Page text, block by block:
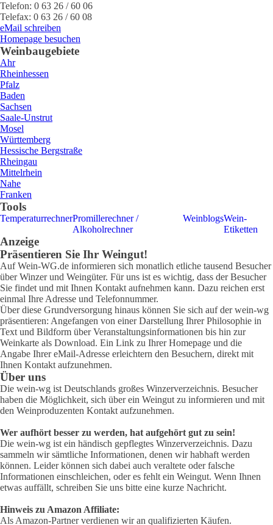
Telefon: 0 63 26 / 60 06
Telefax: 0 63 26 / 60 08
eMail schreiben
Homepage besuchen
Weinbaugebiete
Ahr
Rheinhessen
Pfalz
Baden
Sachsen
Saale-Unstrut
Mosel
Württemberg
Hessische Bergstraße
Rheingau
Mittelrhein
Nahe
Franken
Tools
TemperaturrechnerPromillerechner /
Alkoholrechner
WeinblogsWein-
Etiketten
Anzeige
Präsentieren Sie Ihr Weingut!
Auf Wein-WG.de informieren sich monatlich etliche tausend Besucher
über Winzer und Weingüter. Für uns ist es wichtig, dass der Besucher
Sie findet und mit Ihnen Kontakt aufnehmen kann. Dazu reichen erst
einmal Ihre Adresse und Telefonnummer.
Über diese Grundversorgung hinaus können Sie sich auf der wein-wg
präsentieren: Angefangen von einer Darstellung Ihrer Philosophie in
Text und Bildform über Veranstaltungsinformationen bis hin zur
Weinkarte als Download. Ein Link zu Ihrer Homepage und die
Angabe Ihrer eMail-Adresse erleichtern den Besuchern, direkt mit
Ihnen Kontakt aufzunehmen.
Über uns
Die wein-wg ist Deutschlands großes Winzerverzeichnis. Besucher
haben die Möglichkeit, sich über ein Weingut zu informieren und mit
den Weinproduzenten Kontakt aufzunehmen.
Wer aufhört besser zu werden, hat aufgehört gut zu sein!
Die wein-wg ist ein händisch gepflegtes Winzerverzeichnis. Dazu
sammeln wir sämtliche Informationen, denen wir habhaft werden
können. Leider können sich dabei auch veraltete oder falsche
Informationen einschleichen, oder es fehlt ein Weingut. Wenn Ihnen
etwas auffällt, schreiben Sie uns bitte eine kurze Nachricht.
Hinweis zu Amazon Affiliate:
Als Amazon-Partner verdienen wir an qualifizierten Käufen.